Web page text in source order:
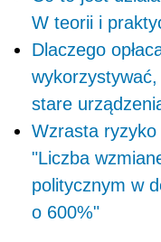
W teorii i
Dlaczego
stare
Wzrasta ryzyko
"Liczba
politycznym w
o 600%"